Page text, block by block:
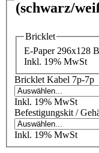
(schwarz/
Bricklet
E-Paper 296x128
Inkl. 19% MwSt
Bricklet Kabel 7p-7p
Inkl. 19% MwSt
Befestigungskit /
Inkl. 19% MwSt